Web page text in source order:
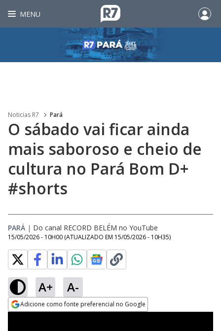
MENU
Noticias R7 Pará
O sábado vai ficar ainda
mais saboroso e cheio de
cultura no Pará Bom D+
#shorts
PARÁ | Do canal RECORD BELÉM no YouTube
15/05/2026 - 10H00 (ATUALIZADO EM 15/05/2026 - 10H35)
A+ A-
Adicione como fonte preferencial no Google